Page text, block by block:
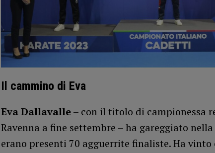
Il cammino di Eva
Eva Dallavalle– con il titolo di campionessa
Ravenna a fine settembre – ha gareggiato
erano presenti 70 agguerrite finaliste. Ha